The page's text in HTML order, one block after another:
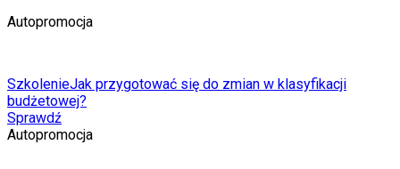
Autopromocja
SzkolenieJak przygotować się do zmian w klasyfikacji
budżetowej?
Sprawdź
Autopromocja